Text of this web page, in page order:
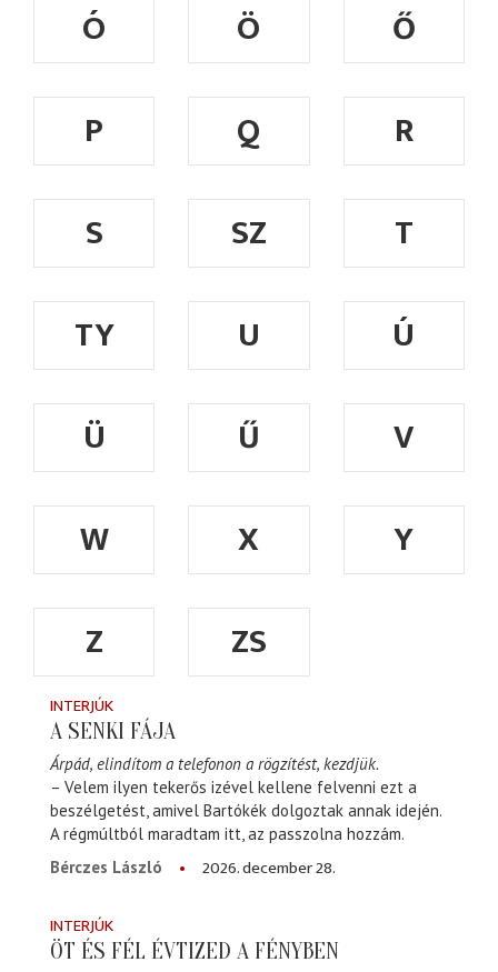
Ó Ö
Ő
P
Q
R
S
SZ
T
TY
U
Ú
Ü
Ű
V
W
X
Y
Z
ZS
INTERJÚK
A SENKI FÁJA
Árpád, elindítom a telefonon a rögzítést, kezdjük.
– Velem ilyen tekerős izével kellene felvenni ezt a
beszélgetést, amivel Bartókék dolgoztak annak idején.
A régmúltból maradtam itt, az passzolna hozzám.
Bérczes László
2026. december 28.
INTERJÚK
ÖT ÉS FÉL ÉVTIZED A FÉNYBEN